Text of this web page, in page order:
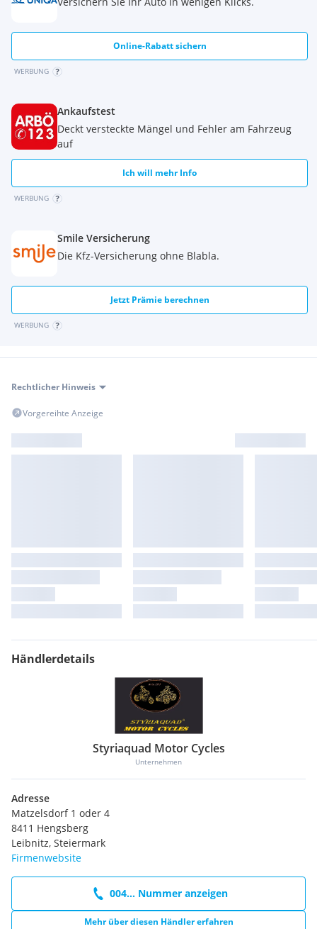
Online-Rabatt sichern
WERBUNG
Ankaufstest
Deckt versteckte Mängel und Fehler am Fahrzeug
auf
Ich will mehr Info
WERBUNG
Smile Versicherung
Die Kfz-Versicherung ohne Blabla.
Jetzt Prämie berechnen
WERBUNG
Rechtlicher Hinweis
Vorgereihte Anzeige
Händlerdetails
Styriaquad Motor Cycles
Unternehmen
Adresse
Matzelsdorf 1 oder 4
8411 Hengsberg
Leibnitz, Steiermark
Firmenwebsite
004... Nummer anzeigen
Mehr über diesen Händler erfahren